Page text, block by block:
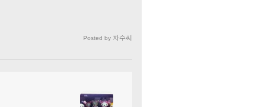
Posted by 자수씨